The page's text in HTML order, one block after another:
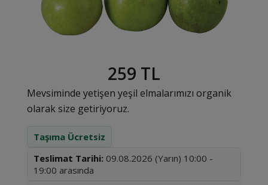
259 TL
Mevsiminde yetişen yeşil elmalarımızı organik
olarak size getiriyoruz.
Taşıma Ücretsiz
Teslimat Tarihi: 09.08.2026 (Yarın) 10:00 -
19:00 arasında